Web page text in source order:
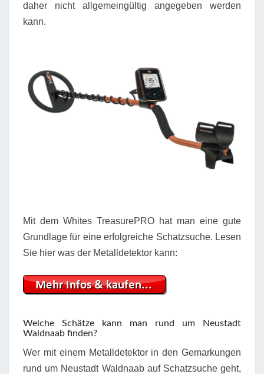
daher nicht allgemeingültig angegeben werden
kann.
Mit dem Whites TreasurePRO hat man eine gute
Grundlage für eine erfolgreiche Schatzsuche. Lesen
Sie hier was der Metalldetektor kann:
Welche Schätze kann man rund um Neustadt
Waldnaab finden?
Wer mit einem Metalldetektor in den Gemarkungen
rund um Neustadt Waldnaab auf Schatzsuche geht,